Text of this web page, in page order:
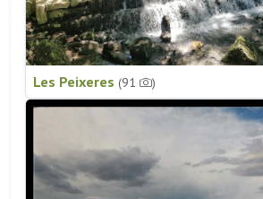
Les Peixeres (91 )